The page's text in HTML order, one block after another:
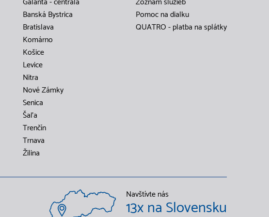
Banská Bystrica
Bratislava
Komárno
Košice
Levice
Nitra
Nové Zámky
Senica
Šaľa
Trenčín
Trnava
Žilina
Pomoc na dialku
QUATRO - platba na splátky
Navštívte nás
13x na Slovensku